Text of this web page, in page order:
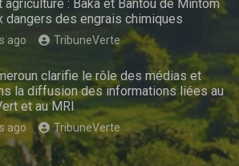
agriculture : Baka et Bantou de Mintom
dangers des engrais chimiques
ago TribuneVerte
clarifie le rôle des médias et
la diffusion des informations liées au
et au MRI
ago TribuneVerte